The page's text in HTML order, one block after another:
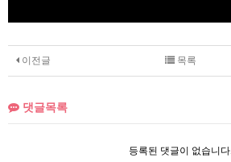
이전글 목록
댓글목록
등록된 댓글이 없습니다.